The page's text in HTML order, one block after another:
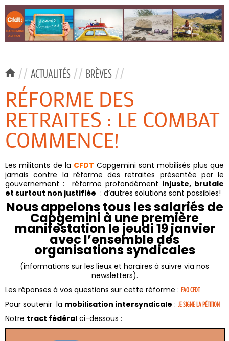
// ACTUALITÉS // BRÈVES //
RÉFORME DES
RETRAITES : LE COMBAT
COMMENCE!
Les militants de la CFDT Capgemini sont mobilisés plus que
jamais contre la réforme des retraites présentée par le
gouvernement : réforme profondément injuste, brutale
et surtout non justifiée : d’autres solutions sont possibles!
Nous appelons tous les salariés de
Capgemini à une première
manifestation le jeudi 19 janvier
avec l’ensemble des
organisations syndicales
(informations sur les lieux et horaires à suivre via nos
newsletters).
Les réponses à vos questions sur cette réforme : FAQ CFDT
Pour soutenir la mobilisation intersyndicale : JE SIGNE LA PÉTITION
Notre tract fédéral ci-dessous :